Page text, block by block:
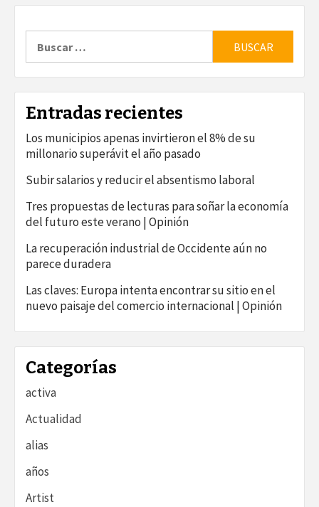
Entradas recientes
Los municipios apenas invirtieron el 8% de su
millonario superávit el año pasado
Subir salarios y reducir el absentismo laboral
Tres propuestas de lecturas para soñar la economía
del futuro este verano | Opinión
La recuperación industrial de Occidente aún no
parece duradera
Las claves: Europa intenta encontrar su sitio en el
nuevo paisaje del comercio internacional | Opinión
Categorías
activa
Actualidad
alias
años
Artist